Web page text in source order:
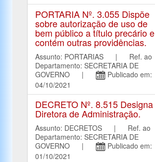
PORTARIA Nº. 3.055 Dispõe
sobre autorização de uso de
bem público a título precário e
contém outras providências.
Assunto: PORTARIAS | Ref. ao
Departamento: SECRETARIA DE
GOVERNO |
Publicado em:
04/10/2021
DECRETO Nº. 8.515 Designa
Diretora de Administração.
Assunto: DECRETOS | Ref. ao
Departamento: SECRETARIA DE
GOVERNO |
Publicado em:
01/10/2021